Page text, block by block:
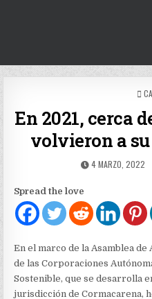
En 2021, cerca
volvieron a
PUBLISHED
4 MARZO, 2022
Spread the love
En el marco de la Asamblea
de las Corporaciones
Sostenible, que se desarrolla
jurisdicción de Cormacarena,